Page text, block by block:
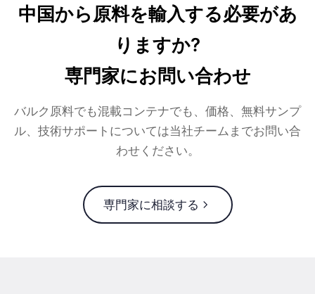
中国から原料を輸入する必要があ
りますか?
専門家にお問い合わせ
バルク原料でも混載コンテナでも、価格、無料サンプ
ル、技術サポートについては当社チームまでお問い合
わせください。
専門家に相談する